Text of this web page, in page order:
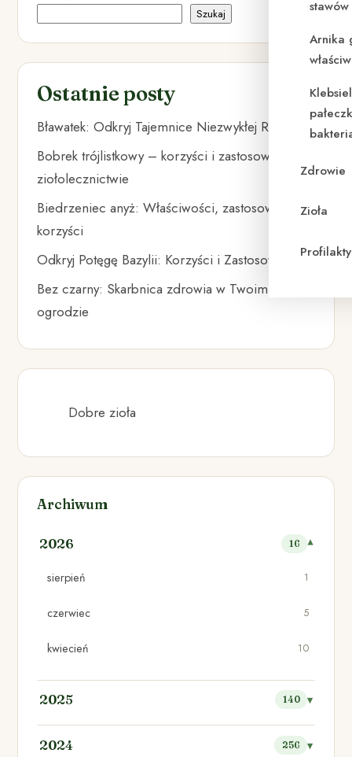
Arnika
Zdrowie
Zioła
Szukaj
Ostatnie posty
Bławatek: Odkryj Tajemnice Niezwykłej Rośliny
Bobrek trójlistkowy – korzyści i zastosowanie w
ziołolecznictwie
Biedrzeniec anyż: Właściwości, zastosowania i
korzyści
Odkryj Potęgę Bazylii: Korzyści i Zastosowania
Bez czarny: Skarbnica zdrowia w Twoim
ogrodzie
Dobre zioła
Archiwum
2026 16
sierpień 1
czerwiec 5
kwiecień 10
2025 140
2024 256